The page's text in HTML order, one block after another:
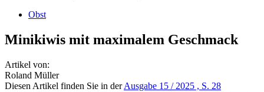
Obst
Minikiwis mit maximalem Geschmack
Artikel von:
Roland Müller
Diesen Artikel finden Sie in derAusgabe 15 / 2025 , S. 28